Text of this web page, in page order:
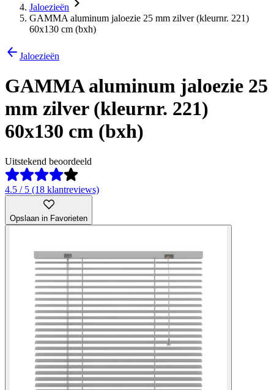
Jaloezieën
GAMMA aluminum jaloezie 25 mm zilver (kleurnr. 221)
60x130 cm (bxh)
Jaloezieën
GAMMA aluminum jaloezie 25
mm zilver (kleurnr. 221)
60x130 cm (bxh)
Uitstekend beoordeeld
4.5 / 5 (18 klantreviews)
Opslaan in Favorieten